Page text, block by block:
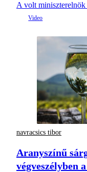
A volt miniszterelnök
navracsics tibor
Aranyszínű
végveszélyben